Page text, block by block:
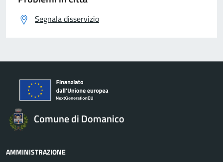
Segnala disservizio
Comune di Domanico
AMMINISTRAZIONE